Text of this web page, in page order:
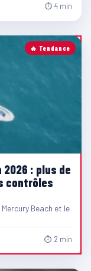
⏱ 4 min
🔥 Tendance
2026 : plus de
contrôles
Beach et le
⏱ 2 min